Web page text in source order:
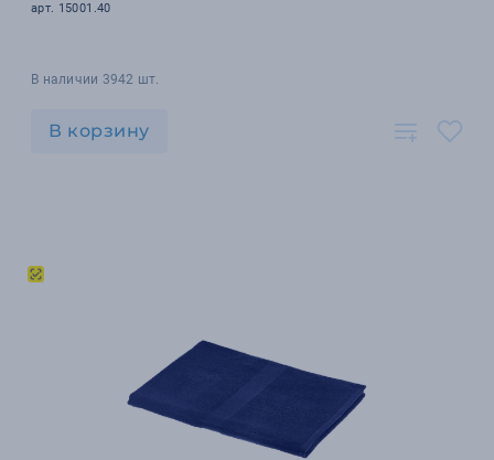
арт. 15001.40
В наличии 3942 шт.
В корзину